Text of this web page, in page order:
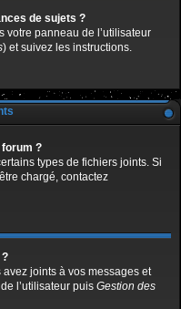
de sujets ?
votre panneau de l’utilisateur
) et suivez les instructions.
?
types de fichiers joints. Si
chargé, contactez
joints à vos messages et
l’utilisateur puis Gestion des